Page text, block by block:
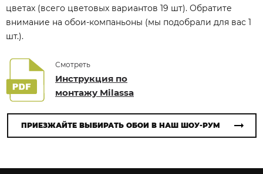
цветах (всего цветовых вариантов 19 шт). Обратите
внимание на обои-компаньоны (мы подобрали для вас 1
шт.).
Смотреть
Инструкция по
монтажу Milassa
ПРИЕЗЖАЙТЕ ВЫБИРАТЬ ОБОИ В НАШ ШОУ-РУМ